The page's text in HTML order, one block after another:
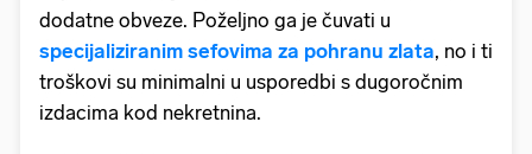
dodatne obveze. Poželjno ga je čuvati u
specijaliziranim sefovima za pohranu zlata, no i ti
troškovi su minimalni u usporedbi s dugoročnim
izdacima kod nekretnina.